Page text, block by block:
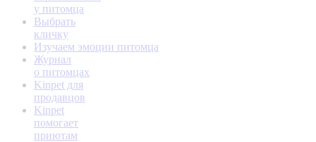
у питомца
Выбрать
кличку
Изучаем эмоции питомца
Журнал
о питомцах
Kinpet для
продавцов
Kinpet
помогает
приютам